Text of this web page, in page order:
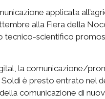
applicata
alla Fiera della
scientifico
la comunicazione/
è presto entrato nel
comunicazione di